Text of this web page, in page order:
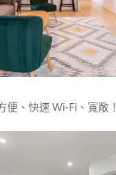
便、快速 Wi-Fi、寬敞！